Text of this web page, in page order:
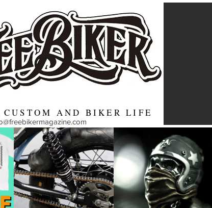
CUSTOM AND BIKER LIFE